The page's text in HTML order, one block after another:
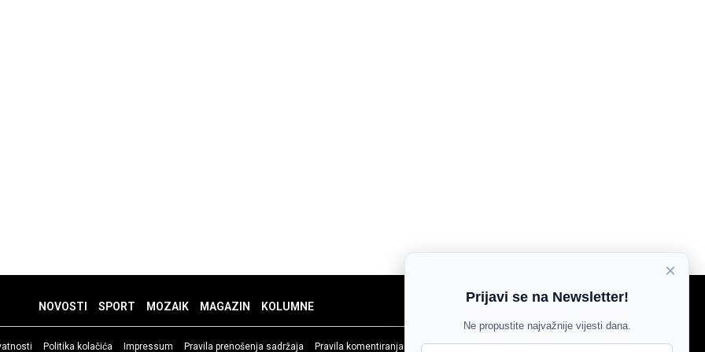
NOVOSTI SPORT MOZAIK MAGAZIN KOLUMNE
Politika kolačića Impressum Pravila prenošenja sadržaja Pravila komentiranja Agroglas
×
Prijavi se na Newsletter!
Ne propustite najvažnije vijesti dana.